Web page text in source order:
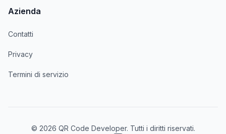
Azienda
Contatti
Privacy
Termini di servizio
© 2026 QR Code Developer. Tutti i diritti riservati.